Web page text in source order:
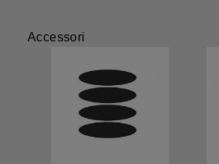
Accessori